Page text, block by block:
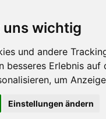
uns wichtig
und andere
besseres Erlebnis
, um
Einstellungen ändern